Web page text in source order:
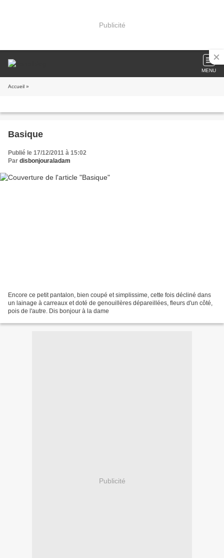
Publicité
MENU
Accueil »
Basique
Publié le 17/12/2011 à 15:02
Par disbonjouraladam
Encore ce petit pantalon, bien coupé et simplissime, cette fois décliné dans
un lainage à carreaux et doté de genouillères dépareillées, fleurs d'un côté,
pois de l'autre. Dis bonjour à la dame
Publicité